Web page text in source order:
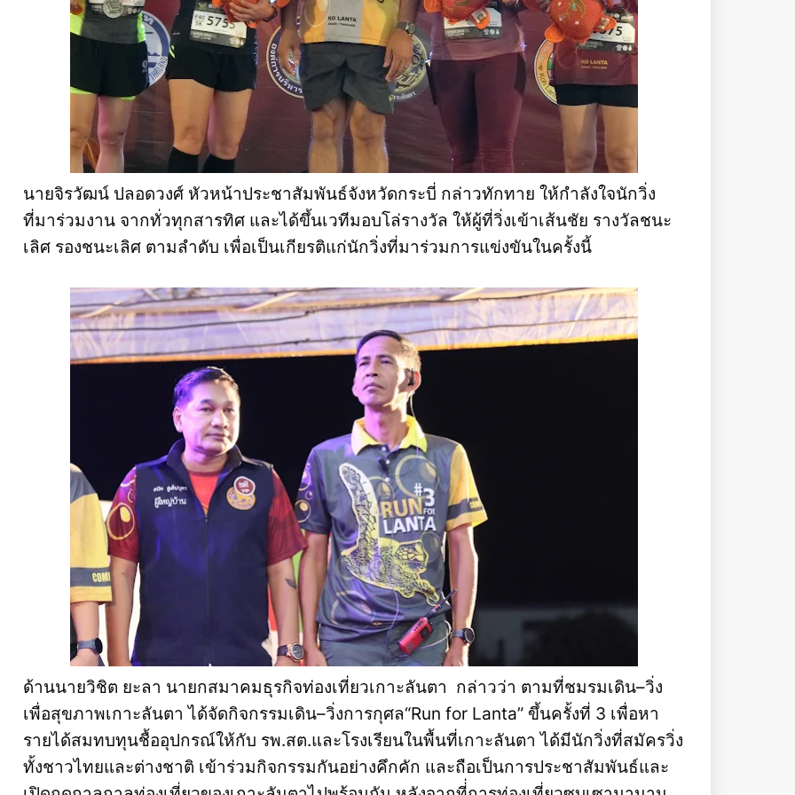
นายจิรวัฒน์ ปลอดวงศ์ หัวหน้าประชาสัมพันธ์จังหวัดกระบี่ กล่าวทักทาย ให้กำลังใจนักวิ่ง
ที่มาร่วมงาน จากทั่วทุกสารทิศ และได้ขึ้นเวทีมอบโล่รางวัล ให้ผู้ที่วิ่งเข้าเส้นชัย รางวัลชนะ
เลิศ รองชนะเลิศ ตามลำดับ เพื่อเป็นเกียรติแก่นักวิ่งที่มาร่วมการแข่งขันในครั้งนี้
ด้านนายวิชิต ยะลา นายกสมาคมธุรกิจท่องเที่ยวเกาะลันตา กล่าวว่า ตามที่ชมรมเดิน–วิ่ง
เพื่อสุขภาพเกาะลันตา ได้จัดกิจกรรมเดิน–วิ่งการกุศล“Run for Lanta” ขึ้นครั้งที่ 3 เพื่อหา
รายได้สมทบทุนชื้ออุปกรณ์ให้กับ รพ.สต.และโรงเรียนในพื้นที่เกาะลันตา ได้มีนักวิ่งที่สมัครวิ่ง
ทั้งชาวไทยและต่างชาติ เข้าร่วมกิจกรรมกันอย่างคึกคัก และถือเป็นการประชาสัมพันธ์และ